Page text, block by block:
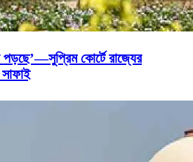
পড়ছে’—সুপ্রিম কোর্টে রাজ্যের